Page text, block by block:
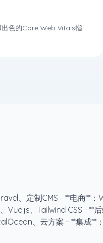
出色的Core Web Vitals指
、定制CMS - **电商**
Vue.js、Tailwind CSS - **
、云方案 - **集成**